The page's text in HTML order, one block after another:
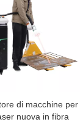
di macchine per
nuova in fibra